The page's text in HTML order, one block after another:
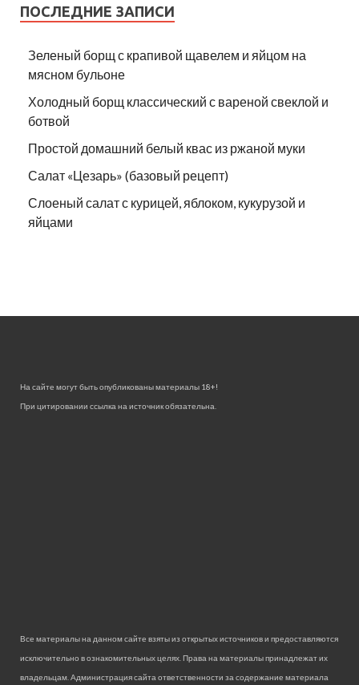
ПОСЛЕДНИЕ ЗАПИСИ
Зеленый борщ с крапивой щавелем и яйцом на
мясном бульоне
Холодный борщ классический с вареной свеклой и
ботвой
Простой домашний белый квас из ржаной муки
Салат «Цезарь» (базовый рецепт)
Слоеный салат с курицей, яблоком, кукурузой и
яйцами
На сайте могут быть опубликованы материалы 18+!
При цитировании ссылка на источник обязательна.
Все материалы на данном сайте взяты из открытых источников и предоставляются
исключительно в ознакомительных целях. Права на материалы принадлежат их
владельцам. Администрация сайта ответственности за содержание материала